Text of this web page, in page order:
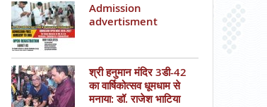
Admission
advertisment
श्री हनुमान मंदिर 3डी-42
का वार्षिकोत्सव धूमधाम से
मनाया: डॉ. राजेश भाटिया